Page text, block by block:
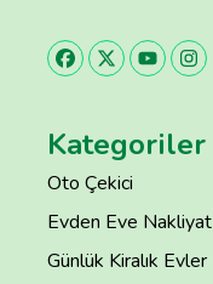
Kategoriler
Oto Çekici
Evden Eve Nakliyat
Günlük Kiralık Evler